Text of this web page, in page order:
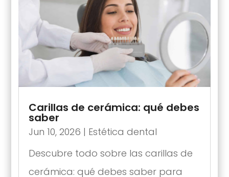
Carillas de cerámica: qué debes
saber
Jun 10, 2026 | Estética dental
Descubre todo sobre las carillas de
cerámica: qué debes saber para